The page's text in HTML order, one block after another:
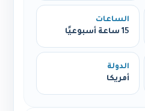
الساعات
15 ساعة أسبوعيًا
الدولة
أمريكا